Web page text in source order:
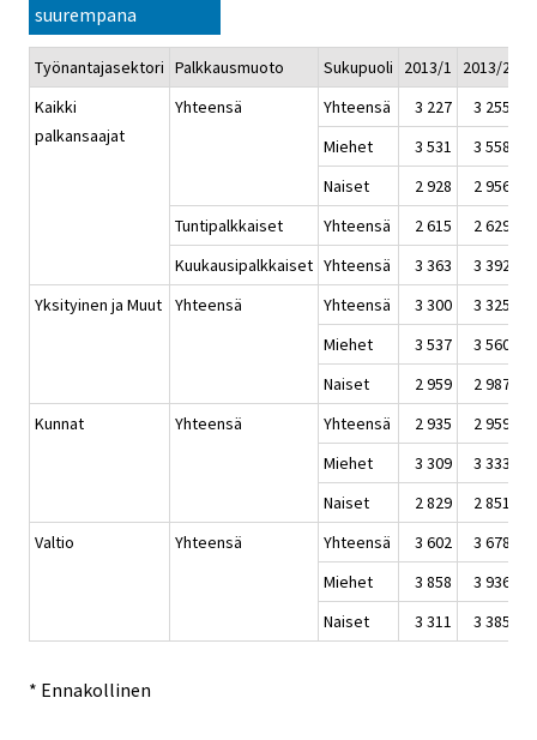
suurempana
Työnantajasektori Palkkausmuoto Sukupuoli 2013/1 2013/2
Kaikki
palkansaajat
Yhteensä Yhteensä 3 227 3 255
Miehet
3 531 3 558
Naiset
2 928 2 956
Tuntipalkkaiset
Yhteensä 2 615 2 629
Kuukausipalkkaiset Yhteensä 3 363 3 392
Yksityinen ja Muut
Yhteensä Yhteensä 3 300 3 325
Miehet
3 537 3 560
Naiset
2 959 2 987
Kunnat
Yhteensä Yhteensä 2 935 2 959
Miehet
3 309 3 333
Naiset
2 829 2 851
Valtio
Yhteensä Yhteensä 3 602 3 678
Miehet
3 858 3 936
Naiset
3 311 3 385
* Ennakollinen